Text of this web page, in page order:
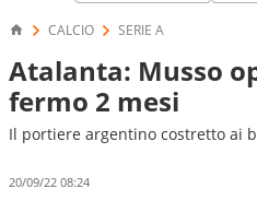
CALCIO SERIE A
Atalanta: Musso
fermo 2 mesi
Il portiere argentino costretto ai
20/09/22 08:24